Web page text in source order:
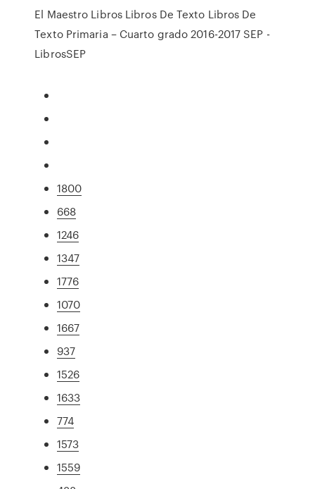
El Maestro Libros Libros De Texto Libros De
Texto Primaria – Cuarto grado 2016-2017 SEP -
LibrosSEP
1800
668
1246
1347
1776
1070
1667
937
1526
1633
774
1573
1559